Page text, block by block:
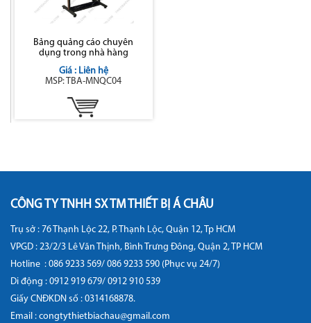
Bảng quảng cáo chuyên
dụng trong nhà hàng
Giá : Liên hệ
MSP: TBA-MNQC04
CÔNG TY TNHH SX TM THIẾT BỊ Á CHÂU
Trụ sở : 76 Thạnh Lộc 22, P. Thạnh Lộc, Quận 12, Tp HCM
VPGD : 23/2/3 Lê Văn Thịnh, Bình Trưng Đông, Quận 2, TP HCM
Hotline : 086 9233 569/ 086 9233 590 (Phục vụ 24/7)
Di động : 0912 919 679/ 0912 910 539
Giấy CNĐKDN số : 0314168878.
Email : congtythietbiachau@gmail.com